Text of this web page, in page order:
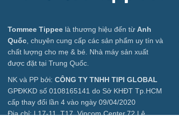
Tommee Tippee là thương hiệu đến từ Anh
Quốc , chuyên cung cấp các sản phẩm uy tín và
chất lượng cho mẹ & bé. Nhà máy sản xuất
được đặt tại Trung Quốc.
NK và PP bởi: CÔNG TY TNHH TIPI GLOBAL
GPĐKKD số 0108165141 do Sở KHĐT Tp.HCM
cấp thay đổi lần 4 vào ngày 09/04/2020
Địa chỉ: L17-11, T17, Vincom Center,72 Lê